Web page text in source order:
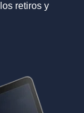
retiros y